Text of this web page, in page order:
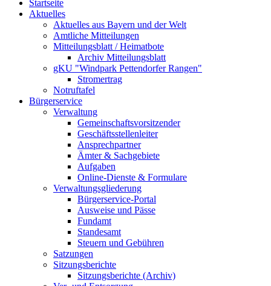
Startseite
Aktuelles
Aktuelles aus Bayern und der Welt
Amtliche Mitteilungen
Mitteilungsblatt / Heimatbote
Archiv Mitteilungsblatt
gKU "Windpark Pettendorfer Rangen"
Stromertrag
Notruftafel
Bürgerservice
Verwaltung
Gemeinschaftsvorsitzender
Geschäftsstellenleiter
Ansprechpartner
Ämter & Sachgebiete
Aufgaben
Online-Dienste & Formulare
Verwaltungsgliederung
Bürgerservice-Portal
Ausweise und Pässe
Fundamt
Standesamt
Steuern und Gebühren
Satzungen
Sitzungsberichte
Sitzungsberichte (Archiv)